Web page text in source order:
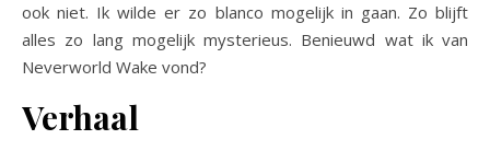
ook niet. Ik wilde er zo blanco mogelijk in gaan. Zo blijft
alles zo lang mogelijk mysterieus. Benieuwd wat ik van
Neverworld Wake vond?
Verhaal